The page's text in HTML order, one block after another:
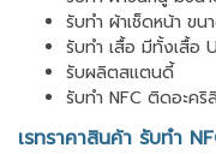
รับทำ ผ้าเช็ดหน้า ข
รับทำ เสื้อ มีทั้งเสื้อ
รับผลิตสแตนดี้
รับทำ NFC ติดอะคริ
เรทราคาสินค้า รับทำ